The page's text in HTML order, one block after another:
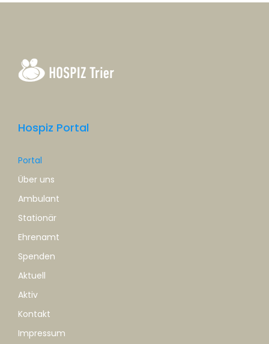
Hospiz Portal
Portal
Über uns
Ambulant
Stationär
Ehrenamt
Spenden
Aktuell
Aktiv
Kontakt
Impressum